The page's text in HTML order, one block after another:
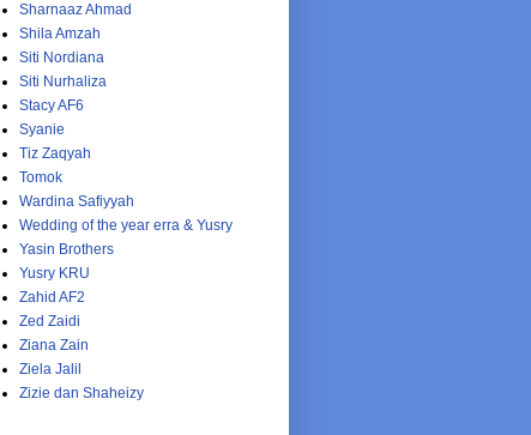
Sharnaaz Ahmad
Shila Amzah
Siti Nordiana
Siti Nurhaliza
Stacy AF6
Syanie
Tiz Zaqyah
Tomok
Wardina Safiyyah
Wedding of the year erra & Yusry
Yasin Brothers
Yusry KRU
Zahid AF2
Zed Zaidi
Ziana Zain
Ziela Jalil
Zizie dan Shaheizy